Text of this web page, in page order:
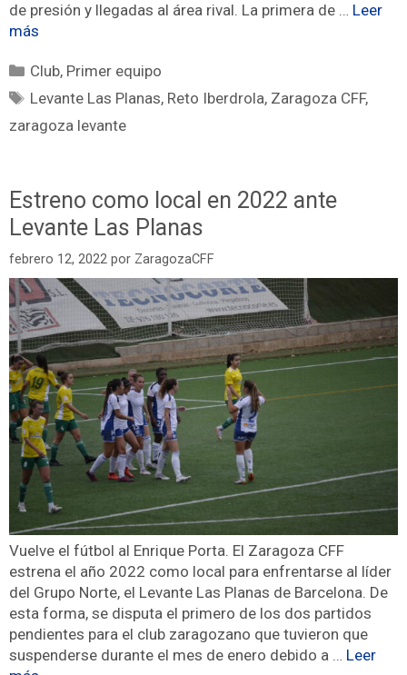
de presión y llegadas al área rival. La primera de … Leer
más
Club, Primer equipo
Levante Las Planas, Reto Iberdrola, Zaragoza CFF,
zaragoza levante
Estreno como local en 2022 ante
Levante Las Planas
febrero 12, 2022 por ZaragozaCFF
Vuelve el fútbol al Enrique Porta. El Zaragoza CFF
estrena el año 2022 como local para enfrentarse al líder
del Grupo Norte, el Levante Las Planas de Barcelona. De
esta forma, se disputa el primero de los dos partidos
pendientes para el club zaragozano que tuvieron que
suspenderse durante el mes de enero debido a … Leer